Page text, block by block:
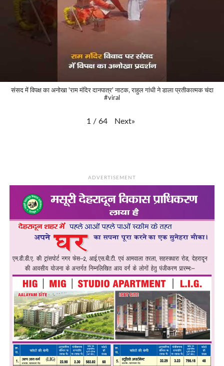
संसद में विपक्ष का अनोखा 'राम मंदिर दानपात्र' नाटक, राहुल गांधी ने डाला प्रतीकात्मक चंदा
#viral
1 / 64 Next»
ADVERTISEMENT